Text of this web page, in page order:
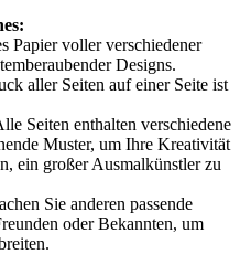
Papier voller verschiedener
Designs.
aller Seiten auf einer Seite ist
Seiten enthalten verschiedene
Muster, um Ihre Kreativität
ein großer Ausmalkünstler zu
Sie anderen passende
oder Bekannten, um